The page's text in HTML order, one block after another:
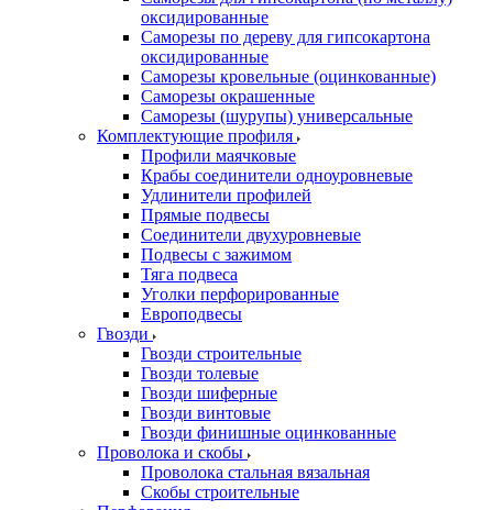
оксидированные
Саморезы по дереву для гипсокартона
оксидированные
Саморезы кровельные (оцинкованные)
Саморезы окрашенные
Саморезы (шурупы) универсальные
Комплектующие профиля
Профили маячковые
Крабы соединители одноуровневые
Удлинители профилей
Прямые подвесы
Соединители двухуровневые
Подвесы с зажимом
Тяга подвеса
Уголки перфорированные
Европодвесы
Гвозди
Гвозди строительные
Гвозди толевые
Гвозди шиферные
Гвозди винтовые
Гвозди финишные оцинкованные
Проволока и скобы
Проволока стальная вязальная
Скобы строительные